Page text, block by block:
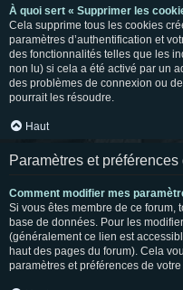
À quoi sert « Supprimer les
Cela supprime tous les cookies
paramètres d’authentification et
des fonctionnalités telles que les
non lu) si cela a été activé par un
des problèmes de connexion ou
pourrait les résoudre.
Haut
Paramètres et préférences
Comment modifier mes
Si vous êtes membre de ce forum,
base de données. Pour les
(généralement ce lien est
haut des pages du forum). Cela
paramètres et préférences de